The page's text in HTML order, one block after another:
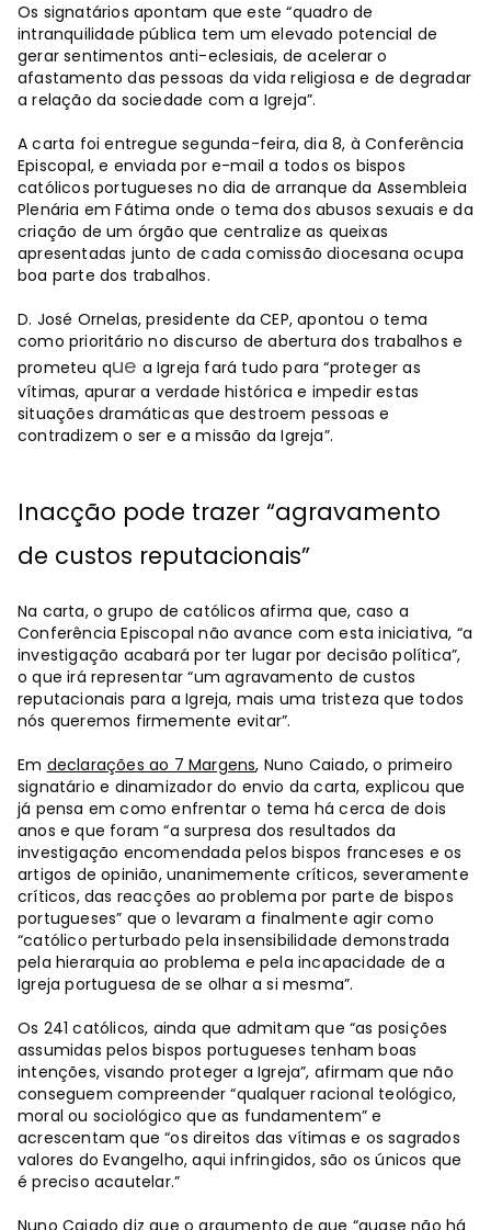
Os signatários apontam que este “quadro de
intranquilidade pública tem um elevado potencial de
gerar sentimentos anti-eclesiais, de acelerar o
afastamento das pessoas da vida religiosa e de degradar
a relação da sociedade com a Igreja”.
A carta foi entregue segunda-feira, dia 8, à Conferência
Episcopal, e enviada por e-mail a todos os bispos
católicos portugueses no dia de arranque da Assembleia
Plenária em Fátima onde o tema dos abusos sexuais e da
criação de um órgão que centralize as queixas
apresentadas junto de cada comissão diocesana ocupa
boa parte dos trabalhos.
D. José Ornelas, presidente da CEP, apontou o tema
como prioritário no discurso de abertura dos trabalhos e
prometeu que a Igreja fará tudo para “proteger as
vítimas, apurar a verdade histórica e impedir estas
situações dramáticas que destroem pessoas e
contradizem o ser e a missão da Igreja”.
Inacção pode trazer “agravamento
de custos reputacionais”
Na carta, o grupo de católicos afirma que, caso a
Conferência Episcopal não avance com esta iniciativa, “a
investigação acabará por ter lugar por decisão política”,
o que irá representar “um agravamento de custos
reputacionais para a Igreja, mais uma tristeza que todos
nós queremos firmemente evitar”.
Em declarações ao 7 Margens, Nuno Caiado, o primeiro
signatário e dinamizador do envio da carta, explicou que
já pensa em como enfrentar o tema há cerca de dois
anos e que foram “a surpresa dos resultados da
investigação encomendada pelos bispos franceses e os
artigos de opinião, unanimemente críticos, severamente
críticos, das reacções ao problema por parte de bispos
portugueses” que o levaram a finalmente agir como
“católico perturbado pela insensibilidade demonstrada
pela hierarquia ao problema e pela incapacidade de a
Igreja portuguesa de se olhar a si mesma”.
Os 241 católicos, ainda que admitam que “as posições
assumidas pelos bispos portugueses tenham boas
intenções, visando proteger a Igreja”, afirmam que não
conseguem compreender “qualquer racional teológico,
moral ou sociológico que as fundamentem” e
acrescentam que “os direitos das vítimas e os sagrados
valores do Evangelho, aqui infringidos, são os únicos que
é preciso acautelar.”